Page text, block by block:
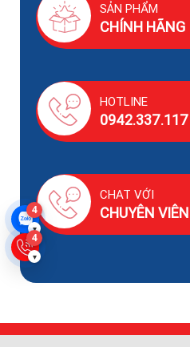
SẢN PHẨM
CHÍNH HÃNG
HOTLINE
0942.337.117
CHAT VỚI
CHUYÊN VIÊN
4
▾
4
▾